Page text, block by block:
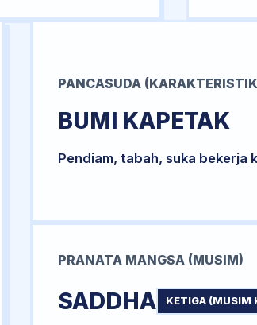
PANCASUDA
BUMI KAPETAK
Pendiam, tabah, suka bekerja
PRANATA MANGSA (MUSIM)
SADDHA KETIGA (MUSIM